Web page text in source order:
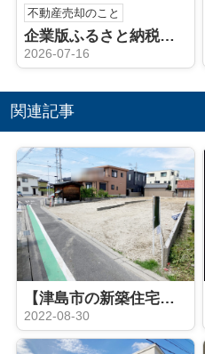
不動産売却のこと
企業版ふるさと納税（弥富市）
2026-07-16
関連記事
【津島市の新築住宅】 ゆとりの敷地80坪♪津島市南本町 全２棟
2022-08-30